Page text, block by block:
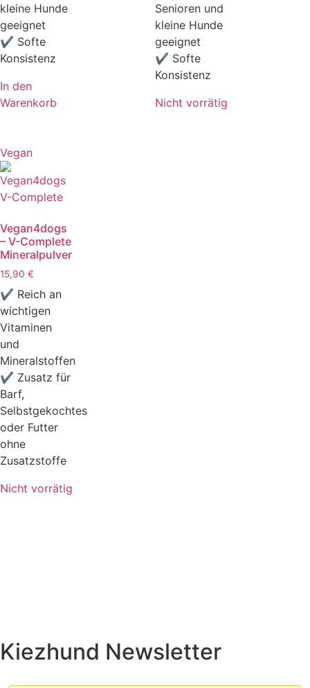
kleine Hunde
geeignet
✔ Softe
Konsistenz
In den
Warenkorb
Senioren und
kleine Hunde
geeignet
✔ Softe
Konsistenz
Nicht vorrätig
Vegan
Vegan4dogs
– V-Complete
Mineralpulver
15,90 €
✔ Reich an
wichtigen
Vitaminen
und
Mineralstoffen
✔ Zusatz für
Barf,
Selbstgekochtes
oder Futter
ohne
Zusatzstoffe
Nicht vorrätig
Kiezhund Newsletter